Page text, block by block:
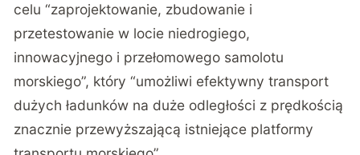
celu “zaprojektowanie, zbudowanie i
przetestowanie w locie niedrogiego,
innowacyjnego i przełomowego samolotu
morskiego”, który “umożliwi efektywny transport
dużych ładunków na duże odległości z prędkością
znacznie przewyższającą istniejące platformy